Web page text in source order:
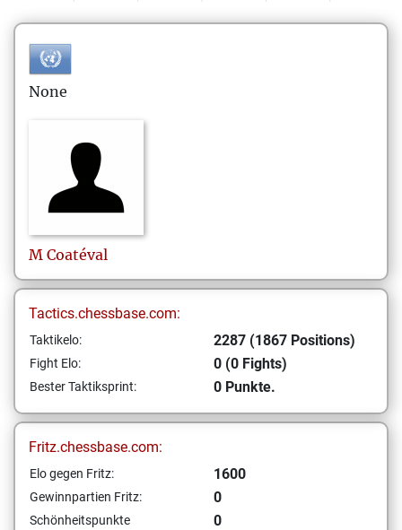
None
M Coatéval
Tactics.chessbase.com:
Taktikelo: 2287 (1867 Positions)
Fight Elo: 0 (0 Fights)
Bester Taktiksprint: 0 Punkte.
Fritz.chessbase.com:
Elo gegen Fritz: 1600
Gewinnpartien Fritz: 0
Schönheitspunkte
0